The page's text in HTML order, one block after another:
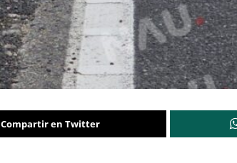
Compartir en Twitter